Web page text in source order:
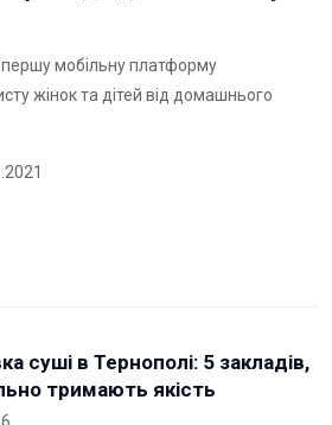
першу мобільну платформу
жінок та дітей від домашнього
суші в Тернополі: 5 закладів,
тримають якість